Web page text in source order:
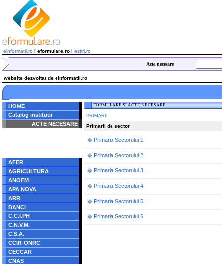
einformatii.ro | eformulare.ro | estiri.ro
Acte necesare
website dezvoltat de einformatii.ro
HOME
Catalog institutii
ACTE NECESARE
AFER
AGRICULTURA
ANOFM
APA NOVA
ARR
BANCI
C.C.I.PH
C.N.V.M.
C.S.A.
CCIR-ONRC
CECCAR
CNAS
FORMULARE SI ACTE NECESARE
PRIMARII
Primarii de sector
� Primaria Sectorului 1
� Primaria Sectorului 2
� Primaria Sectorului 3
� Primaria Sectorului 4
� Primaria Sectorului 5
� Primaria Sectorului 6